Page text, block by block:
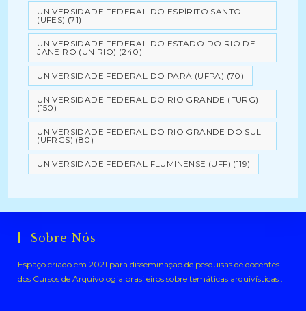
UNIVERSIDADE FEDERAL DO ESPÍRITO SANTO
(UFES) (71)
UNIVERSIDADE FEDERAL DO ESTADO DO RIO DE
JANEIRO (UNIRIO) (240)
UNIVERSIDADE FEDERAL DO PARÁ (UFPA) (70)
UNIVERSIDADE FEDERAL DO RIO GRANDE (FURG)
(150)
UNIVERSIDADE FEDERAL DO RIO GRANDE DO SUL
(UFRGS) (80)
UNIVERSIDADE FEDERAL FLUMINENSE (UFF) (119)
Sobre Nós
Espaço criado em 2021 para disseminação de pesquisas de docentes
dos Cursos de Arquivologia brasileiros sobre temáticas arquivísticas .